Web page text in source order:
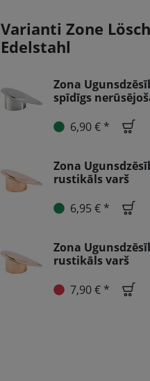
Varianti Zone
Edelstahl
Zona
spīdīgs
6,90 € *
Zona
rustikāls varš
6,95 € *
Zona
rustikāls varš
7,90 € *